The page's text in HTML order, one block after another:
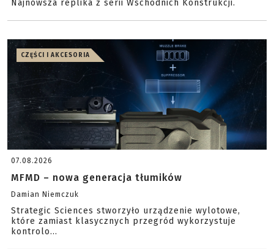
Najnowsza replika z serii Wschodnich Konstrukcji.
CZĘŚCI I AKCESORIA
07.08.2026
MFMD – nowa generacja tłumików
Damian Niemczuk
Strategic Sciences stworzyło urządzenie wylotowe,
które zamiast klasycznych przegród wykorzystuje
kontrolo...